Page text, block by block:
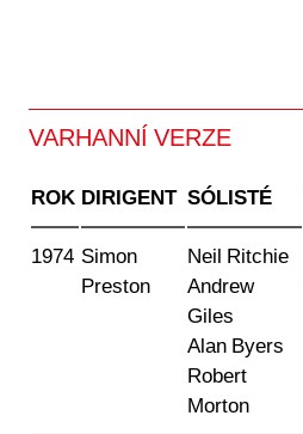
VARHANNÍ VERZE
ROK DIRIGENT SÓLISTÉ
1974 Simon
Preston
Neil Ritchie
Andrew
Giles
Alan Byers
Robert
Morton